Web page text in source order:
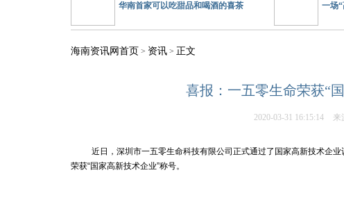
华南首家可以吃甜品和喝酒的喜茶
一场
海南资讯网首页 > 资讯 > 正文
喜报：一五零生命荣获“
2020-03-31 16:15:14 来
近日，深圳市一五零生命科技有限公司正式通过了国家高新技术企
荣获“国家高新技术企业”称号。